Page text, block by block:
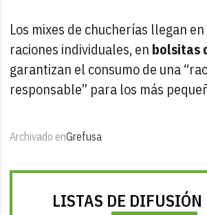
Los mixes de chucherías llegan
raciones individuales, en bolsitas
garantizan el consumo de una
responsable” para los más
Archivado enGrefusa
LISTAS DE DIFUSIÓN